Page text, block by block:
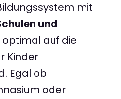
mit
und
optimal auf die
Kinder
Egal ob
oder